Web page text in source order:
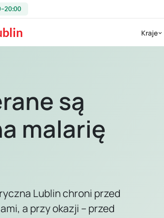
Kraje
są
malarię
Lublin chroni przed
a przy okazji – przed